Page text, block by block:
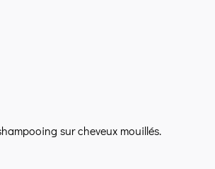
sur cheveux mouillés.